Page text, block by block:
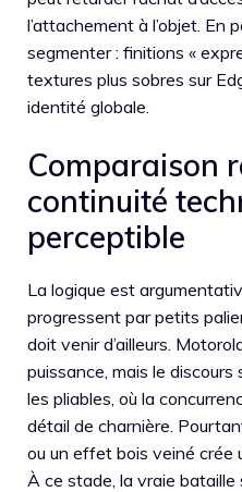
l’attachement à l’objet. En
segmenter : finitions «
textures plus sobres sur
identité globale.
Comparaison
continuité
perceptible
La logique est
progressent par petits
doit venir d’ailleurs.
puissance, mais le discours
les pliables, où la
détail de charnière.
ou un effet bois veiné crée
À ce stade, la vraie bataille